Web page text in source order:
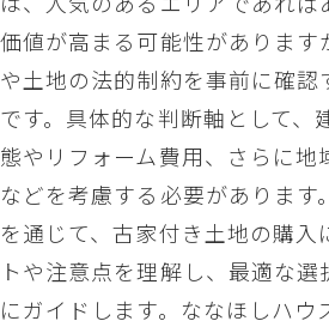
価値が高まる可能性があります
や土地の法的制約を事前に確認
です。具体的な判断軸として、
態やリフォーム費用、さらに地
などを考慮する必要があります
を通じて、古家付き土地の購入
トや注意点を理解し、最適な選
にガイドします。ななほしハウ